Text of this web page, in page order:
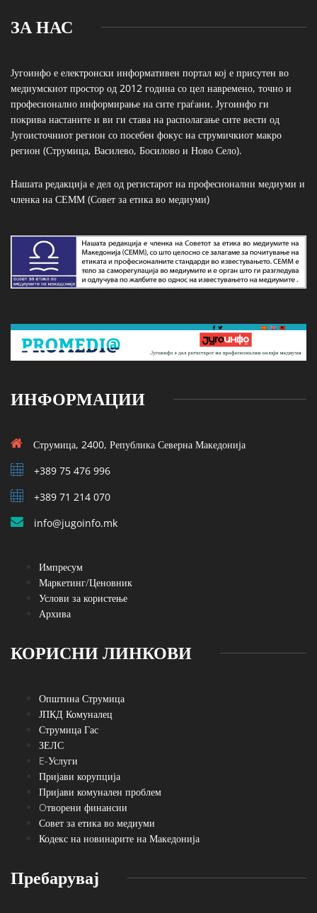
ЗА НАС
Југоинфо е електронски информативен портал кој е присутен во
медиумскиот простор од 2012 година со цел навремено, точно и
професионално информирање на сите граѓани. Југоинфо ги
покрива настаните и ви ги става на располагање сите вести од
Југоисточниот регион со посебен фокус на струмичкиот макро
регион (Струмица, Василево, Босилово и Ново Село).
Нашата редакција е дел од регистарот на професионални медиуми и
членка на СЕММ (Совет за етика во медиуми)
ИНФОРМАЦИИ
Струмица, 2400, Република Северна Македонија
+389 75 476 996
+389 71 214 070
info@jugoinfo.mk
Импресум
Маркетинг/Ценовник
Услови за користење
Архива
КОРИСНИ ЛИНКОВИ
Општина Струмица
ЈПКД Комуналец
Струмица Гас
ЗЕЛС
E-Услуги
Пријави корупција
Пријави комунален проблем
Oтворени финансии
Совет за етика во медиуми
Кодекс на новинарите на Македонија
Пребарувај